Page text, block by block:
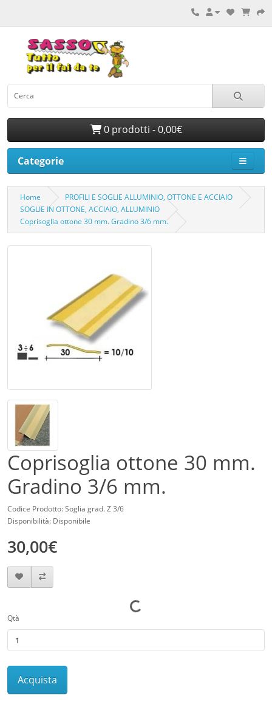
0 prodotti - 0,00€
Categorie
Home
PROFILI E SOGLIE ALLUMINIO, OTTONE E ACCIAIO
SOGLIE IN OTTONE, ACCIAIO, ALLUMINIO
Coprisoglia ottone 30 mm. Gradino 3/6 mm.
Coprisoglia ottone 30 mm.
Gradino 3/6 mm.
Codice Prodotto: Soglia grad. Z 3/6
Disponibilità: Disponibile
30,00€
Qtà
Acquista